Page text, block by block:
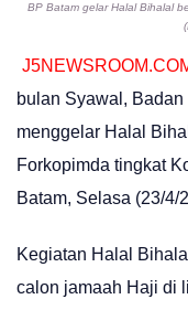
BP Batam gelar Halal Bihalal
bulan Syawal,
menggelar Halal
Forkopimda tingkat
Batam, Selasa (23/4/
Kegiatan Halal
calon jamaah Haji di